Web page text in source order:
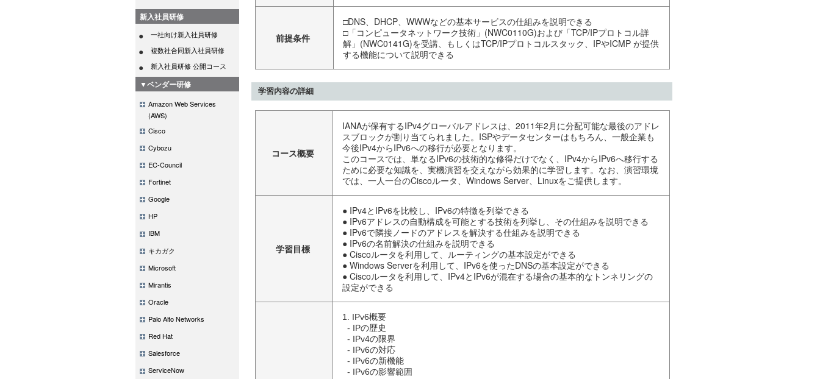
新入社員研修
一社向け新入社員研修
複数社合同新入社員研修
新入社員研修 公開コース
▼ベンダー研修
Amazon Web Services
(AWS)
Cisco
Cybozu
EC-Council
Fortinet
Google
HP
IBM
キカガク
Microsoft
Mirantis
Oracle
Palo Alto Networks
Red Hat
Salesforce
ServiceNow
前提条件
□DNS、DHCP、WWWなどの基本サービスの仕組みを説明できる
□「コンピュータネットワーク技術」(NWC0110G)および「TCP/IPプロトコル詳
解」(NWC0141G)を受講、もしくはTCP/IPプロトコルスタック、IPやICMP が提供
する機能について説明できる
学習内容の詳細
コース概要
IANAが保有するIPv4グローバルアドレスは、2011年2月に分配可能な最後のアドレ
スブロックが割り当てられました。ISPやデータセンターはもちろん、一般企業も
今後IPv4からIPv6への移行が必要となります。
このコースでは、単なるIPv6の技術的な修得だけでなく、IPv4からIPv6へ移行する
ために必要な知識を、実機演習を交えながら効果的に学習します。なお、演習環境
では、一人一台のCiscoルータ、Windows Server、Linuxをご提供します。
学習目標
● IPv4とIPv6を比較し、IPv6の特徴を列挙できる
● IPv6アドレスの自動構成を可能とする技術を列挙し、その仕組みを説明できる
● IPv6で隣接ノードのアドレスを解決する仕組みを説明できる
● IPv6の名前解決の仕組みを説明できる
● Ciscoルータを利用して、ルーティングの基本設定ができる
● Windows Serverを利用して、IPv6を使ったDNSの基本設定ができる
● Ciscoルータを利用して、IPv4とIPv6が混在する場合の基本的なトンネリングの
設定ができる
1. IPv6概要